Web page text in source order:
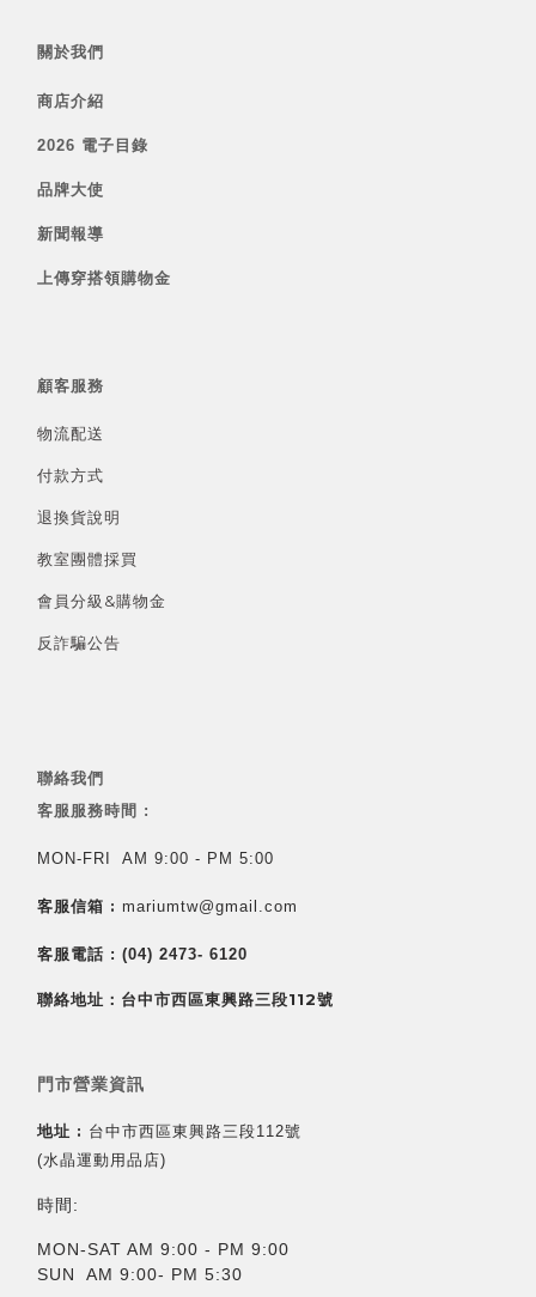
關於我們
商店介紹
2026 電子目錄
品牌大使
新聞報導
上傳穿搭領購物金
顧客服務
物流配送
付款方式
退換貨說明
教室團體採買
會員分級&購物金
反詐騙公告
聯絡我們
客服服務時間 :
MON-FRI AM 9:00 - PM 5:00
客服信箱 : mariumtw@gmail.com
客服電話 : (04) 2473- 6120
聯絡地址：台中市西區東興路三段112號
門市營業資訊
地址 : 台中市西區東興路三段112號
(水晶運動用品店)
時間:
MON-SAT AM 9:00 - PM 9:00
SUN AM 9:00- PM 5:30